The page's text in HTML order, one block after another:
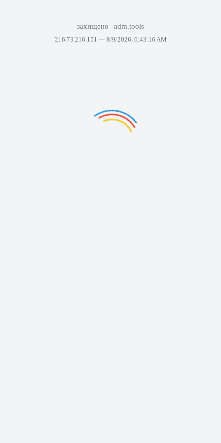
захищено adm.tools
216.73.216.151 — 8/9/2026, 6:43:16 AM